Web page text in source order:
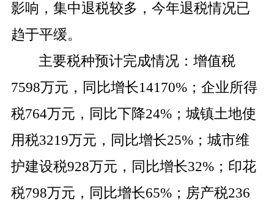
影响，集中退税较多，今年退税情况已
趋于平缓。
主要税种预计完成情况：增值税
7598万元，同比增长14170%；企业所得
税764万元，同比下降24%；城镇土地使
用税3219万元，同比增长25%；城市维
护建设税928万元，同比增长32%；印花
税798万元，同比增长65%；房产税236